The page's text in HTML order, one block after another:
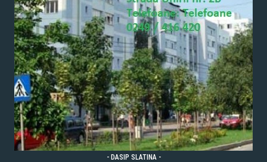
- DASIP SLATINA -